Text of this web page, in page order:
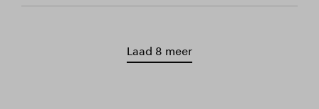
Laad 8 meer